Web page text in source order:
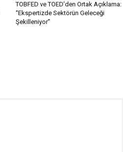
TOBFED ve TOED’den Ortak Açıklama:
“Ekspertizde Sektörün Geleceği
Şekilleniyor”